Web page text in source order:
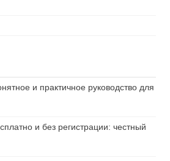
и практичное руководство для
и без регистрации: честный